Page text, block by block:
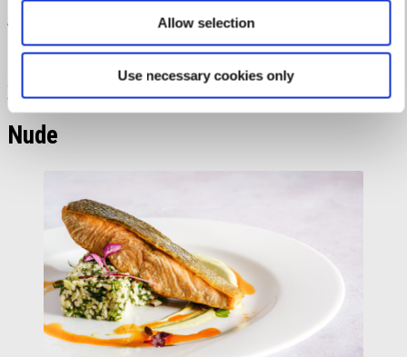
Allow selection
Use necessary cookies only
Avoinna:
Nouto to-la klo 15-21, su 15-20
Kotiinkuljetus:on (to-la klo 15-21)
Tilaa Kuurnasta ➤
Nude